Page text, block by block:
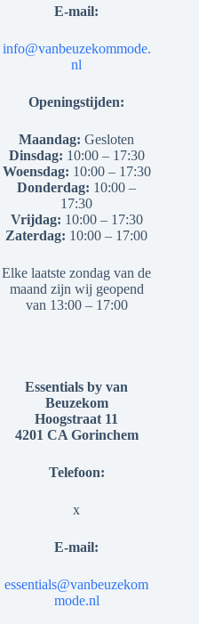
E-mail:
info@vanbeuzekommode.
nl
Openingstijden:
Maandag: Gesloten
Dinsdag: 10:00 – 17:30
Woensdag: 10:00 – 17:30
Donderdag: 10:00 –
17:30
Vrijdag: 10:00 – 17:30
Zaterdag: 10:00 – 17:00
Elke laatste zondag van de
maand zijn wij geopend
van 13:00 – 17:00
Essentials by van
Beuzekom
Hoogstraat 11
4201 CA Gorinchem
Telefoon:
x
E-mail:
essentials@vanbeuzekom
mode.nl